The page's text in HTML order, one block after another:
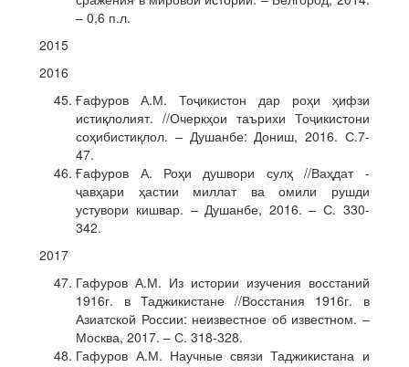
– 0,6 п.л.
2015
2016
Ғафуров А.М. Тоҷикистон дар роҳи ҳифзи
истиқлолият. //Очеркҳои таърихи Тоҷикистони
соҳибистиқлол. – Душанбе: Дониш, 2016. С.7-
47.
Ғафуров А. Роҳи душвори сулҳ //Ваҳдат -
ҷавҳари ҳастии миллат ва омили рушди
устувори кишвар. – Душанбе, 2016. – С. 330-
342.
2017
Гафуров А.М. Из истории изучения восстаний
1916г. в Таджикистане //Восстания 1916г. в
Азиатской России: неизвестное об известном. –
Москва, 2017. – С. 318-328.
Гафуров А.М. Научные связи Таджикистана и